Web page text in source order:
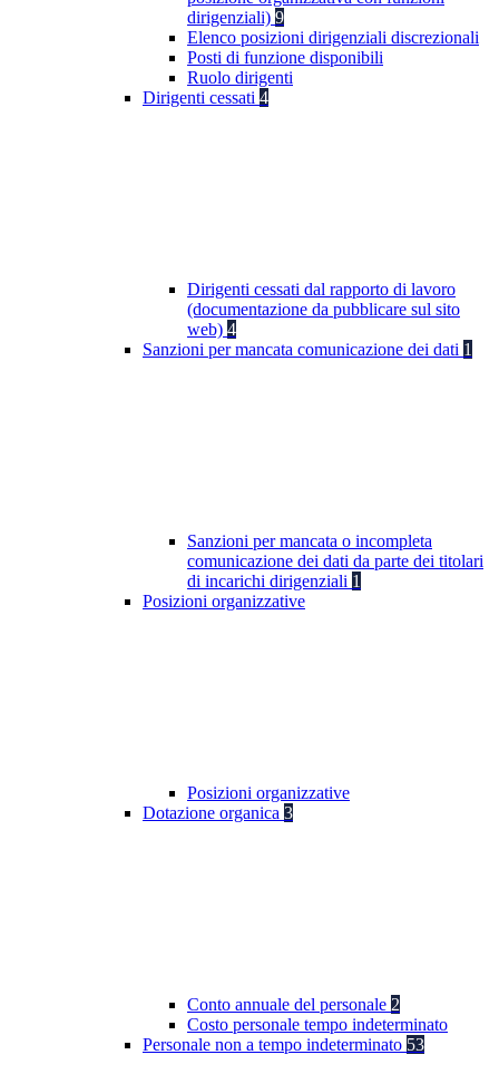
dirigenziali) 9
Elenco posizioni dirigenziali discrezionali
Posti di funzione disponibili
Ruolo dirigenti
Dirigenti cessati 4
Dirigenti cessati dal rapporto di lavoro
(documentazione da pubblicare sul sito
web) 4
Sanzioni per mancata comunicazione dei dati 1
Sanzioni per mancata o incompleta
comunicazione dei dati da parte dei titolari
di incarichi dirigenziali 1
Posizioni organizzative
Posizioni organizzative
Dotazione organica 3
Conto annuale del personale 2
Costo personale tempo indeterminato
Personale non a tempo indeterminato 53